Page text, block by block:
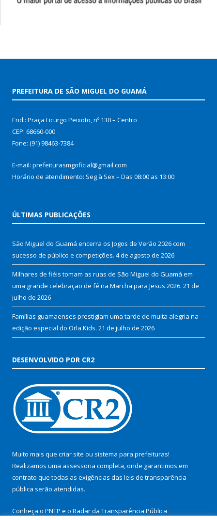
PREFEITURA DE SÃO MIGUEL DO GUAMÁ
End.: Praça Licurgo Peixoto, nº 130 – Centro
CEP: 68660-000
Fone: (91) 98463-7384
E-mail: prefeiturasmgoficial@gmail.com
Horário de atendimento: Seg à Sex – Das 08:00 as 13:00
ÚLTIMAS PUBLICAÇÕES
São Miguel do Guamá encerra os Jogos de Verão 2026 com
sucesso de público e competições. 4 de agosto de 2026
Milhares de fiéis tomam as ruas de São Miguel do Guamá em
uma grande celebração de fé na Marcha para Jesus 2026. 21 de
julho de 2026
Famílias guamaenses prestigiam uma tarde de muita alegria na
edição especial do Orla Kids. 21 de julho de 2026
DESENVOLVIDO POR CR2
Muito mais que criar site ou sistema para prefeituras!
Realizamos uma assessoria completa, onde garantimos em
contrato que todas as exigências das leis de transparência
pública serão atendidas.
Conheça o PNTP e o Radar da Transparência Pública